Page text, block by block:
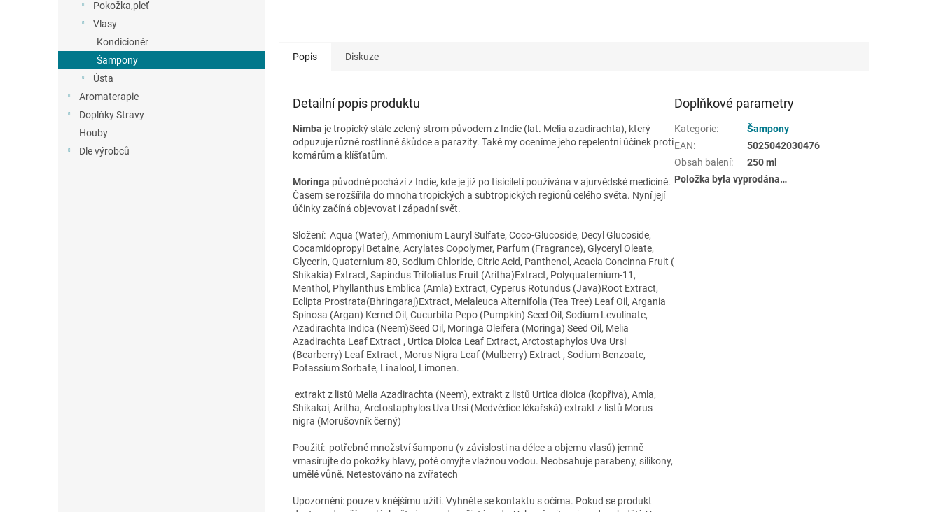
Pokožka,pleť
Vlasy
Kondicionér
Šampony
Ústa
Aromaterapie
Doplňky Stravy
Houby
Dle výrobců
Popis Diskuze
Detailní popis produktu
Nimba je tropický stále zelený strom původem z Indie (lat. Melia azadirachta), který
odpuzuje různé rostlinné škůdce a parazity. Také my oceníme jeho repelentní účinek proti
komárům a klíšťatům.
Moringa původně pochází z Indie, kde je již po tisíciletí používána v ajurvédské medicíně.
Časem se rozšířila do mnoha tropických a subtropických regionů celého světa. Nyní její
účinky začíná objevovat i západní svět.
Složení: Aqua (Water), Ammonium Lauryl Sulfate, Coco-Glucoside, Decyl Glucoside,
Cocamidopropyl Betaine, Acrylates Copolymer, Parfum (Fragrance), Glyceryl Oleate,
Glycerin, Quaternium-80, Sodium Chloride, Citric Acid, Panthenol, Acacia Concinna Fruit (
Shikakia) Extract, Sapindus Trifoliatus Fruit (Aritha)Extract, Polyquaternium-11,
Menthol, Phyllanthus Emblica (Amla) Extract, Cyperus Rotundus (Java)Root Extract,
Eclipta Prostrata(Bhringaraj)Extract, Melaleuca Alternifolia (Tea Tree) Leaf Oil, Argania
Spinosa (Argan) Kernel Oil, Cucurbita Pepo (Pumpkin) Seed Oil, Sodium Levulinate,
Azadirachta Indica (Neem)Seed Oil, Moringa Oleifera (Moringa) Seed Oil, Melia
Azadirachta Leaf Extract , Urtica Dioica Leaf Extract, Arctostaphylos Uva Ursi
(Bearberry) Leaf Extract , Morus Nigra Leaf (Mulberry) Extract , Sodium Benzoate,
Potassium Sorbate, Linalool, Limonen.
extrakt z listů Melia Azadirachta (Neem), extrakt z listů Urtica dioica (kopřiva), Amla,
Shikakai, Aritha, Arctostaphylos Uva Ursi (Medvědice lékařská) extrakt z listů Morus
nigra (Morušovník černý)
Použití: potřebné množství šamponu (v závislosti na délce a objemu vlasů) jemně
vmasírujte do pokožky hlavy, poté omyjte vlažnou vodou. Neobsahuje parabeny, silikony,
umělé vůně. Netestováno na zvířatech
Upozornění: pouze v knějšímu užití. Vyhněte se kontaktu s očima. Pokud se produkt
Doplňkové parametry
Kategorie:
Šampony
EAN:
5025042030476
Obsah balení:
250 ml
Položka byla vyprodána…